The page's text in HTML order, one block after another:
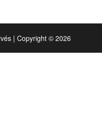
| Copyright © 2026